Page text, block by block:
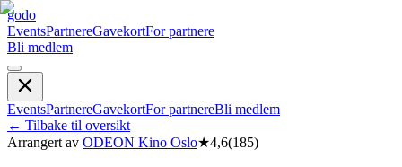
godo
EventsPartnereGavekortFor partnere
Bli medlem
EventsPartnereGavekortFor partnereBli medlem
← Tilbake til oversikt
Arrangert av ODEON Kino Oslo★4,6(185)